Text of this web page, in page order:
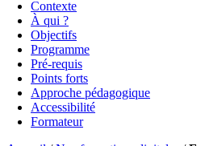
Contexte
À qui ?
Objectifs
Programme
Pré-requis
Points forts
Approche pédagogique
Accessibilité
Formateur